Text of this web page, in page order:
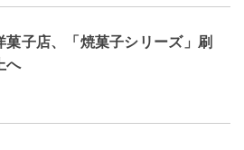
菓子店、「焼菓子シリーズ」刷
へ